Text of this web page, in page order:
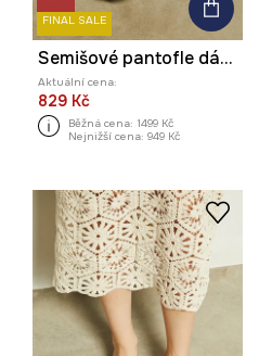
FINAL SALE
Semišové pantofle dámské s přezkami béžová barva
Aktuální cena:
829 Kč
Běžná cena: 1499 Kč
Nejnižší cena: 949 Kč